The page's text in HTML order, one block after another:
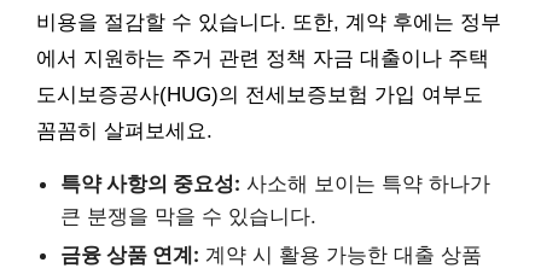
비용을 절감할 수 있습니다. 또한, 계약 후에는 정부
에서 지원하는 주거 관련 정책 자금 대출이나 주택
도시보증공사(HUG)의 전세보증보험 가입 여부도
꼼꼼히 살펴보세요.
특약 사항의 중요성: 사소해 보이는 특약 하나가
큰 분쟁을 막을 수 있습니다.
금융 상품 연계: 계약 시 활용 가능한 대출 상품